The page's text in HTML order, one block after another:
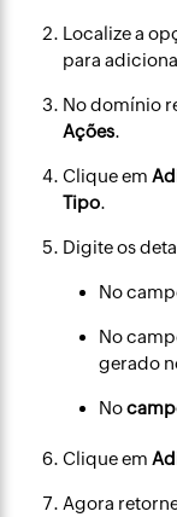
Localize a
para
No domínio
Ações.
Clique em
Tipo.
Digite os
No
No
gerado
No
Clique em
Agora